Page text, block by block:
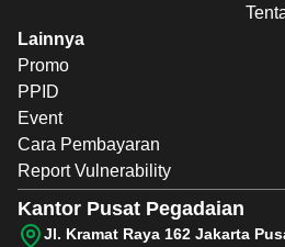
Lainnya
Promo
PPID
Event
Cara Pembayaran
Report Vulnerability
Kantor Pusat Pegadaian
Jl. Kramat Raya 162 Jakarta